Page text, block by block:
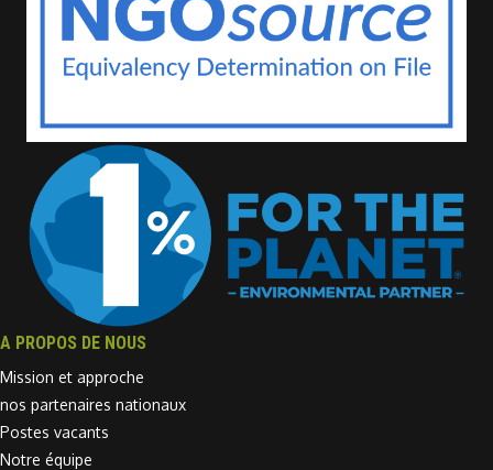
A PROPOS DE NOUS
Mission et approche
nos partenaires nationaux
Postes vacants
Notre équipe